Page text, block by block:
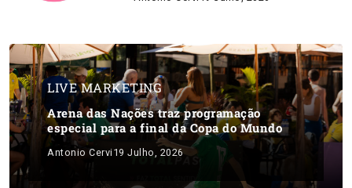
LIVE MARKETING
Arena das Nações traz programação
especial para a final da Copa do Mundo
Antonio Cervi 19 Julho, 2026